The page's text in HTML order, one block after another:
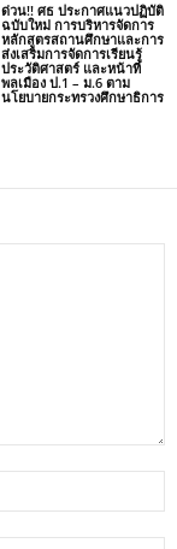
ด่วน!! ศธ ประกาศแนวปฏิบัติ
ฉบับใหม่ การบริหารจัดการ
หลักสูตรสถานศึกษาและการ
ส่งเสริมการจัดการเรียนรู้
ประวัติศาสตร์ และหน้าที่
พลเมือง ป.1 – ม.6 ตาม
นโยบายกระทรวงศึกษาธิการ